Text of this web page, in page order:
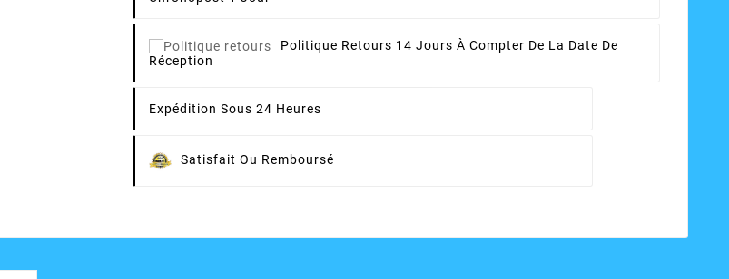
Politique Retours 14 Jours À Compter De La Date De
Réception
Expédition Sous 24 Heures
Satisfait Ou Remboursé